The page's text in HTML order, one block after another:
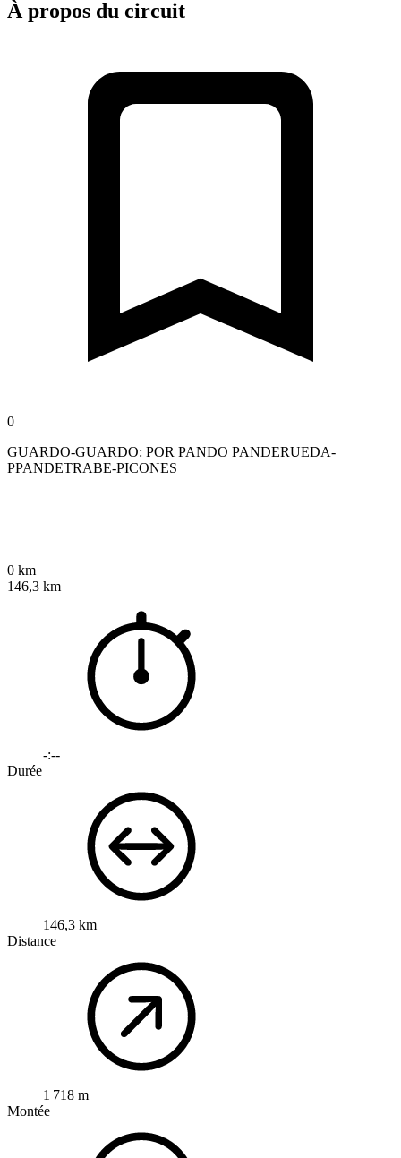
À propos du circuit
0
GUARDO-GUARDO: POR PANDO PANDERUEDA-
PPANDETRABE-PICONES
0 km
146,3 km
-:--
Durée
146,3 km
Distance
1 718 m
Montée